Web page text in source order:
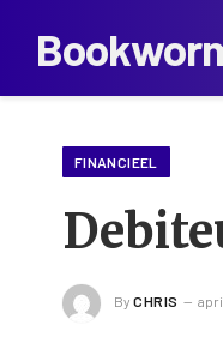
FINANCIEEL
By CHRIS